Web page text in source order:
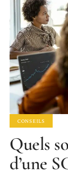
CONSEILS
Quels
d’une